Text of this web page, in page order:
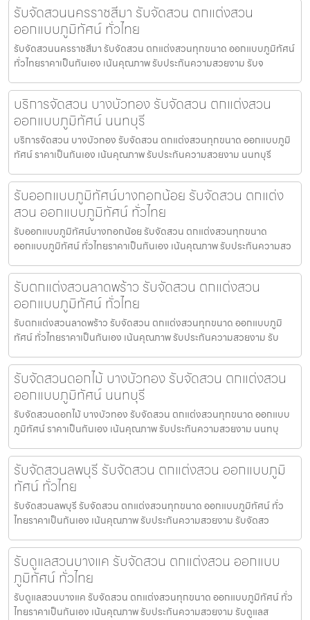
รับจัดสวนนครราชสีมา รับจัดสวน ตกแต่งสวน
ออกแบบภูมิทัศน์ ทั่วไทย
รับจัดสวนนครราชสีมา รับจัดสวน ตกแต่งสวนทุกขนาด ออกแบบภูมิทัศน์
ทั่วไทยราคาเป็นกันเอง เน้นคุณภาพ รับประกันความสวยงาม รับจ
บริการจัดสวน บางบัวทอง รับจัดสวน ตกแต่งสวน
ออกแบบภูมิทัศน์ นนทบุรี
บริการจัดสวน บางบัวทอง รับจัดสวน ตกแต่งสวนทุกขนาด ออกแบบภูมิ
ทัศน์ ราคาเป็นกันเอง เน้นคุณภาพ รับประกันความสวยงาม นนทบุรี
รับออกแบบภูมิทัศน์บางกอกน้อย รับจัดสวน ตกแต่ง
สวน ออกแบบภูมิทัศน์ ทั่วไทย
รับออกแบบภูมิทัศน์บางกอกน้อย รับจัดสวน ตกแต่งสวนทุกขนาด
ออกแบบภูมิทัศน์ ทั่วไทยราคาเป็นกันเอง เน้นคุณภาพ รับประกันความสว
รับตกแต่งสวนลาดพร้าว รับจัดสวน ตกแต่งสวน
ออกแบบภูมิทัศน์ ทั่วไทย
รับตกแต่งสวนลาดพร้าว รับจัดสวน ตกแต่งสวนทุกขนาด ออกแบบภูมิ
ทัศน์ ทั่วไทยราคาเป็นกันเอง เน้นคุณภาพ รับประกันความสวยงาม รับ
รับจัดสวนดอกไม้ บางบัวทอง รับจัดสวน ตกแต่งสวน
ออกแบบภูมิทัศน์ นนทบุรี
รับจัดสวนดอกไม้ บางบัวทอง รับจัดสวน ตกแต่งสวนทุกขนาด ออกแบบ
ภูมิทัศน์ ราคาเป็นกันเอง เน้นคุณภาพ รับประกันความสวยงาม นนทบุ
รับจัดสวนลพบุรี รับจัดสวน ตกแต่งสวน ออกแบบภูมิ
ทัศน์ ทั่วไทย
รับจัดสวนลพบุรี รับจัดสวน ตกแต่งสวนทุกขนาด ออกแบบภูมิทัศน์ ทั่ว
ไทยราคาเป็นกันเอง เน้นคุณภาพ รับประกันความสวยงาม รับจัดสว
รับดูแลสวนบางแค รับจัดสวน ตกแต่งสวน ออกแบบ
ภูมิทัศน์ ทั่วไทย
รับดูแลสวนบางแค รับจัดสวน ตกแต่งสวนทุกขนาด ออกแบบภูมิทัศน์ ทั่ว
ไทยราคาเป็นกันเอง เน้นคุณภาพ รับประกันความสวยงาม รับดูแลส